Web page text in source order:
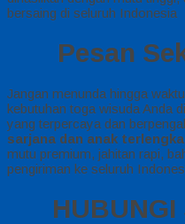
bersaing di seluruh Indonesia
Pesan
Jangan menunda hingga
kebutuhan toga wisuda Anda
yang terpercaya dan
sarjana dan anak
mutu premium, jahitan rapi,
pengiriman ke seluruh